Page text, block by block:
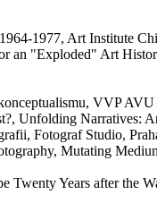
1977, Art Institute
an "Exploded" Art
VVP AVU
Unfolding Narratives:
Fotograf Studio,
Mutating
Twenty Years after the